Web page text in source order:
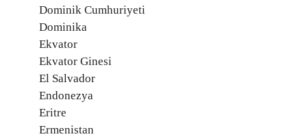
Dominik Cumhuriyeti
Dominika
Ekvator
Ekvator Ginesi
El Salvador
Endonezya
Eritre
Ermenistan